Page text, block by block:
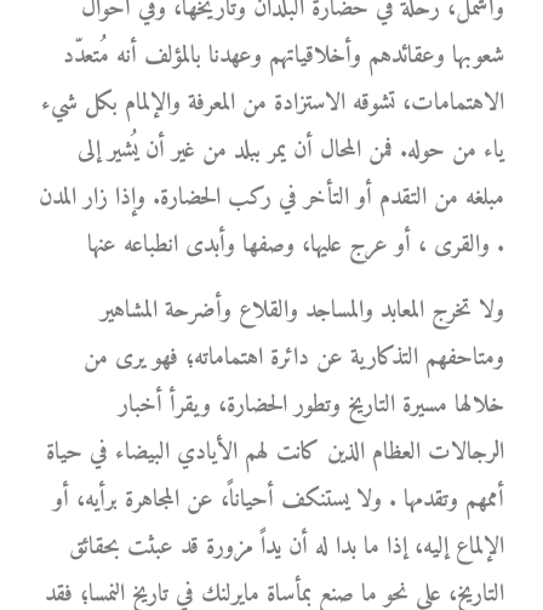
وأشمل، رحلة في حضارة البلدان وتاريخها، وفي أحوال
شعوبها وعقائدهم وأخلاقياتهم وعهدنا بالمؤلف أنه مُتعدّد
الاهتمامات، تشوقه الاستزادة من المعرفة والإلمام بكل شيء
ياء من حوله. فمن المحال أن يمر ببلد من غير أن يُشير إلى
مبلغه من التقدم أو التأخر في ركب الحضارة. وإذا زار المدن
والقرى ، أو عرج عليها، وصفها وأبدى انطباعه عنها .
ولا تخرج المعابد والمساجد والقلاع وأضرحة المشاهير
ومتاحفهم التذكارية عن دائرة اهتماماته؛ فهو يرى من
خلالها مسيرة التاريخ وتطور الحضارة، ويقرأ أخبار
الرجالات العظام الذين كانت لهم الأيادي البيضاء في حياة
أممهم وتقدمها . ولا يستنكف أحياناً، عن المجاهرة برأيه، أو
الإلماع إليه، إذا ما بدا له أن يداً مزورة قد عبثت بحقائق
التاريخ، على نحو ما صنع بمأساة مايرلنك في تاريخ النمسا؛ فقد